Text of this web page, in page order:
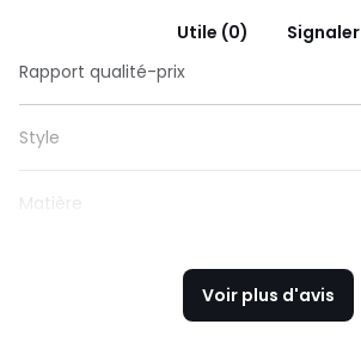
Utile (0)
Signaler
Rapport qualité-prix
Style
Matière
Voir plus d'avis